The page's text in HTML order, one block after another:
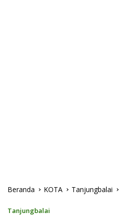
Beranda KOTA Tanjungbalai
Tanjungbalai